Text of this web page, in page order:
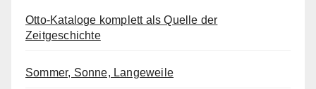
Otto-Kataloge komplett als Quelle der
Zeitgeschichte
Sommer, Sonne, Langeweile